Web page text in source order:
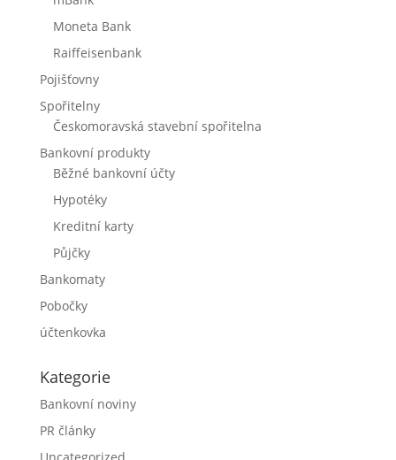
Moneta Bank
Raiffeisenbank
Pojišťovny
Spořitelny
Českomoravská stavební spořitelna
Bankovní produkty
Běžné bankovní účty
Hypotéky
Kreditní karty
Půjčky
Bankomaty
Pobočky
účtenkovka
Kategorie
Bankovní noviny
PR články